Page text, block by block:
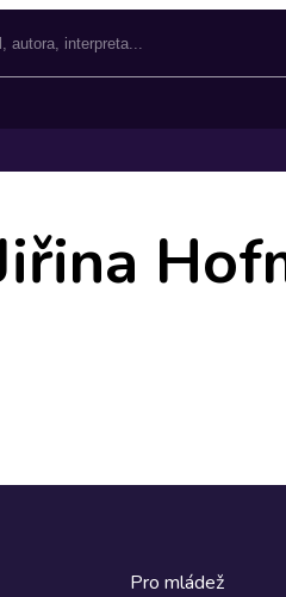
Pro mládež